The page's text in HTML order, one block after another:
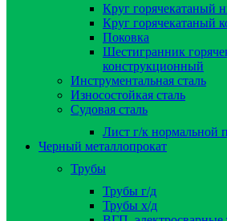
Круг горячекатаный
Круг горячекатаный
Поковка
Шестигранник
конструкционный
Инструментальная сталь
Износостойкая сталь
Судовая сталь
Лист г/к нормальной
Черный металлопрокат
Трубы
Трубы г/д
Трубы х/д